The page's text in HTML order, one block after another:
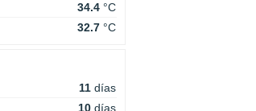
34.4 °C
32.7 °C
11 días
10 días